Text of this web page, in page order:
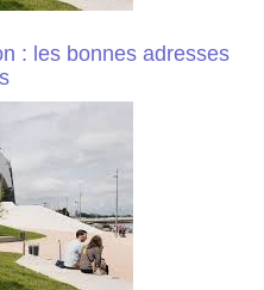
: les bonnes adresses